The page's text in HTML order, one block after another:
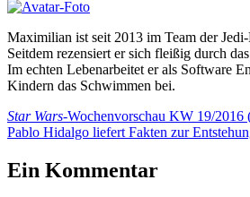
Maximilian ist seit 2013 im Team der
Seitdem rezensiert er sich fleißig durch das
Im echten Lebenarbeitet er als Software
Kindern das Schwimmen bei.
Beitragsnavigation
Vorheriger
Beitrag:
Star Wars-Wochenvorschau KW 19/2016
Nächster
Pablo Hidalgo liefert Fakten zur
Ein Kommentar